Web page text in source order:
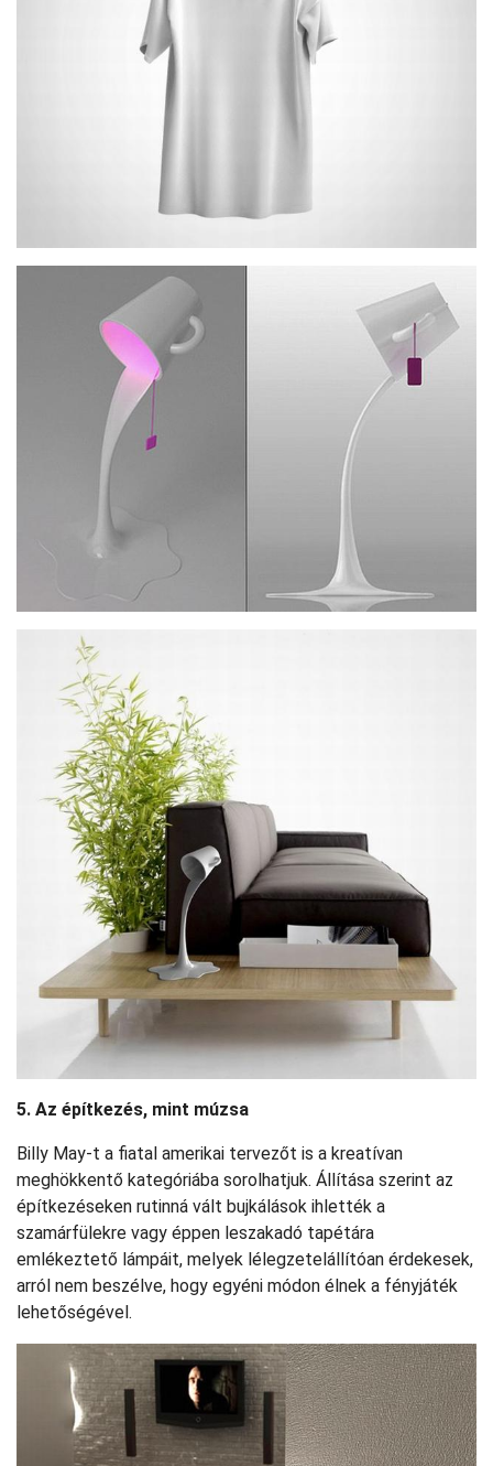
5. Az építkezés, mint múzsa
Billy May-t a fiatal amerikai tervezőt is a kreatívan
meghökkentő kategóriába sorolhatjuk. Állítása szerint az
építkezéseken rutinná vált bujkálások ihlették a
szamárfülekre vagy éppen leszakadó tapétára
emlékeztető lámpáit, melyek lélegzetelállítóan érdekesek,
arról nem beszélve, hogy egyéni módon élnek a fényjáték
lehetőségével.